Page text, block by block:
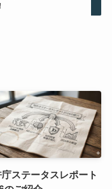
ステータスレポート